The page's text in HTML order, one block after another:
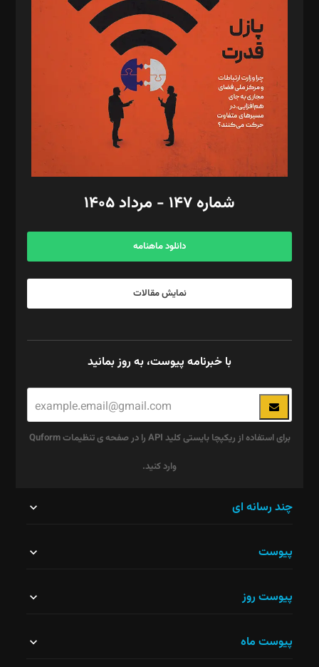
تحریریه‌: مجتبی محمود‌ی، آرش برهمند، یسنا امان‌پور، سروش کرمیان،
مصطفی مسجدی آرانی، ابوالفضل رجبی، زهرا فکرانه، فائزه فتحی
رستمی،مصطفی باستان
ویرایش: نگار استاد‌‌آقا
طراح یونیفرم: مجید توکلی
فیلمبرداری و عکاسی: امیر شفیعی، مانی لطفی زاده
گرافیک و صفحه‌آرایی: سید‌سبحان‌علی ثابت
مد‌یر توسعه تجاری: کامبیز برید‌
امور مالی: شاپور رهبری، محمد‌ کاظمی‌نیا
آگهی و مشترکین: ۰۹۱۹۹۹۹۰۴۵۴
شماره ۱۴۷ - مرداد ۱۴۰۵
دانلود ماهنامه
نمایش مقالات
با خبرنامه پیوست، به روز بمانید
برای استفاده از ریکپچا بایستی کلید API را در صفحه ی تنظیمات Quform
وارد کنید.
نباید
شود.
چند رسانه ای
پیوست
پیوست روز
پیوست ماه